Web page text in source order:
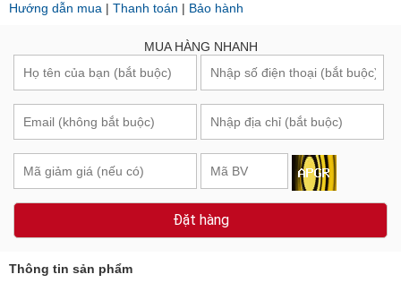
Hướng dẫn mua | Thanh toán | Bảo hành
MUA HÀNG NHANH
Đặt hàng
Thông tin sản phẩm